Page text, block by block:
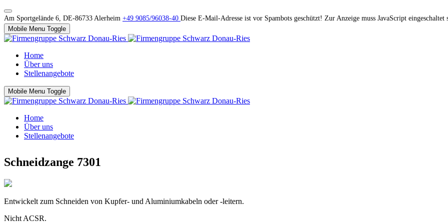
Am Sportgelände 6, DE-86733 Alerheim +49 9085/96038-40 Diese E-Mail-Adresse ist vor Spambots geschützt! Zur Anzeige muss JavaScript eingeschaltet
Mobile Menu Toggle
Home
Über uns
Stellenangebote
Mobile Menu Toggle
Home
Über uns
Stellenangebote
Schneidzange 7301
Entwickelt zum Schneiden von Kupfer- und Aluminiumkabeln oder -leitern.
Nicht ACSR.